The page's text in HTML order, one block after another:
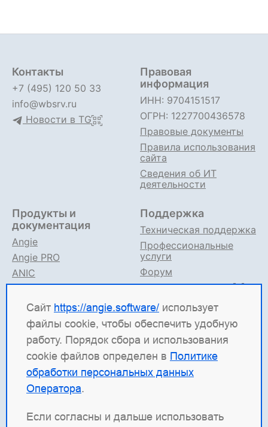
Сайт https://angie.software/ использует
файлы cookie, чтобы обеспечить удобную
работу. Порядок сбора и использования
cookie файлов определен в Политике
обработки персональных данных
Оператора.
Если согласны и дальше использовать
Контакты
+7 (495) 120 50 33
info@wbsrv.ru
Новости в TG
Правовая
информация
ИНН: 9704151517
ОГРН: 1227700436578
Правовые документы
Правила использования
сайта
Сведения об ИТ
деятельности
Продукты и
документация
Angie
Angie PRO
ANIC
Angie ADC
Документация
Поддержка
Техническая поддержка
Профессиональные
услуги
Форум
Поддержка в TG
Angie Software(ООО "Веб-Сервер") — российская
ИТ-компания, которая развивает решения для
высоконагруженных систем. Среди наших
продуктов: система балансировки
(контроллер доставки приложений), веб-сервер
Angie PROиAngie Ingress Controller(ANIC) —